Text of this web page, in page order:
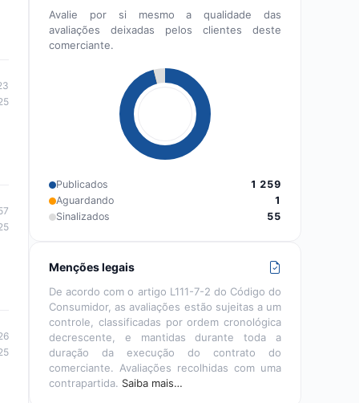
Avalie por si mesmo a qualidade das
avaliações deixadas pelos clientes deste
comerciante.
Publicados
1 259
Aguardando
1
Sinalizados
55
Menções legais
De acordo com o artigo L111-7-2 do Código do
Consumidor, as avaliações estão sujeitas a um
controle, classificadas por ordem cronológica
decrescente, e mantidas durante toda a
duração da execução do contrato do
comerciante. Avaliações recolhidas com uma
contrapartida. Saiba mais…